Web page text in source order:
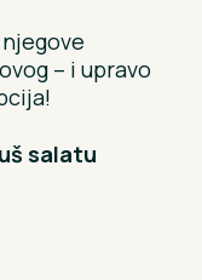
– i upravo
salatu